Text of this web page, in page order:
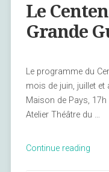
Le
Grande
Le programme du
mois de juin, juillet et
Maison de Pays, 17h
Atelier Théâtre du …
Continue reading« Le